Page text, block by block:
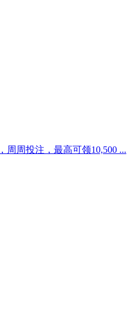
周周投注，最高可领10,500 ...